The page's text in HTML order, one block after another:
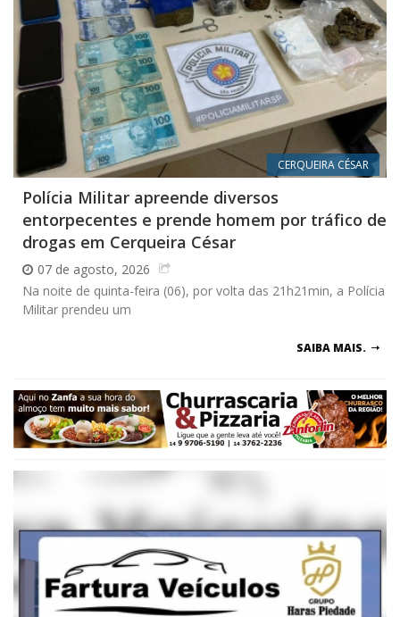
CERQUEIRA CÉSAR
Polícia Militar apreende diversos
entorpecentes e prende homem por tráfico de
drogas em Cerqueira César
07 de agosto, 2026
Na noite de quinta-feira (06), por volta das 21h21min, a Polícia
Militar prendeu um
SAIBA MAIS.